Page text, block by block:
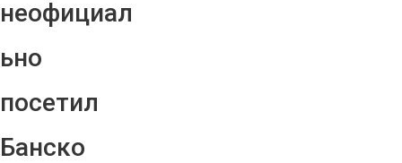
неофициал
ьно
посетил
Банско